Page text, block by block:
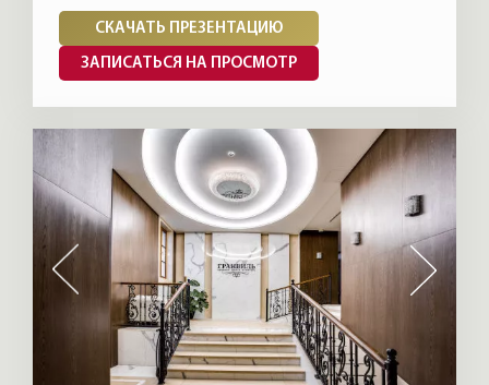
СКАЧАТЬ ПРЕЗЕНТАЦИЮ
ЗАПИСАТЬСЯ НА ПРОСМОТР